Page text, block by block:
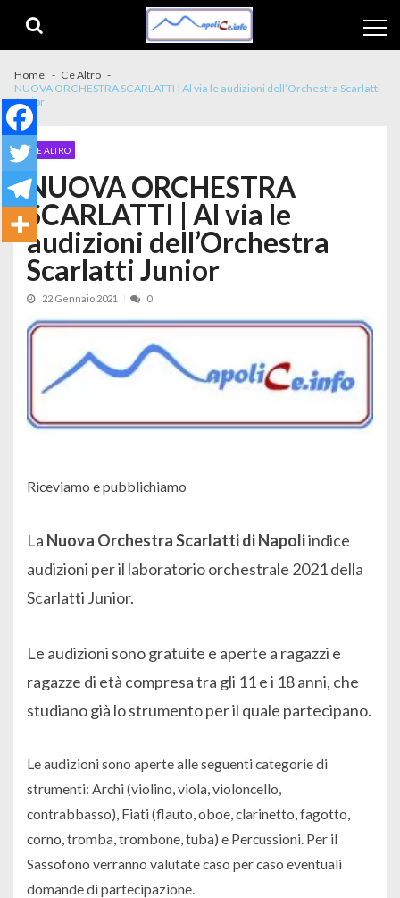
Home
Ce Altro
NUOVA ORCHESTRA SCARLATTI | Al via le audizioni dell’Orchestra Scarlatti
Junior
CE ALTRO
NUOVA ORCHESTRA
SCARLATTI | Al via le
audizioni dell’Orchestra
Scarlatti Junior
22 Gennaio 2021 0
Riceviamo e pubblichiamo
La Nuova Orchestra Scarlatti di Napoliindice
audizioni per il laboratorio orchestrale 2021 della
Scarlatti Junior.
Le audizioni sono gratuite e aperte a ragazzi e
ragazze di età compresa tra gli 11 e i 18 anni, che
studiano già lo strumento per il quale partecipano.
Le audizioni sono aperte alle seguenti categorie di
strumenti: Archi (violino, viola, violoncello,
contrabbasso), Fiati (flauto, oboe, clarinetto, fagotto,
corno, tromba, trombone, tuba) e Percussioni. Per il
Sassofono verranno valutate caso per caso eventuali
domande di partecipazione.